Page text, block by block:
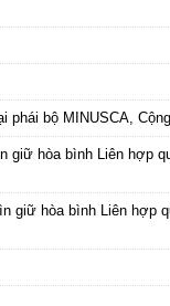
bộ MINUSCA,
giữ hòa bình Liên hợp
giữ hòa bình Liên hợp